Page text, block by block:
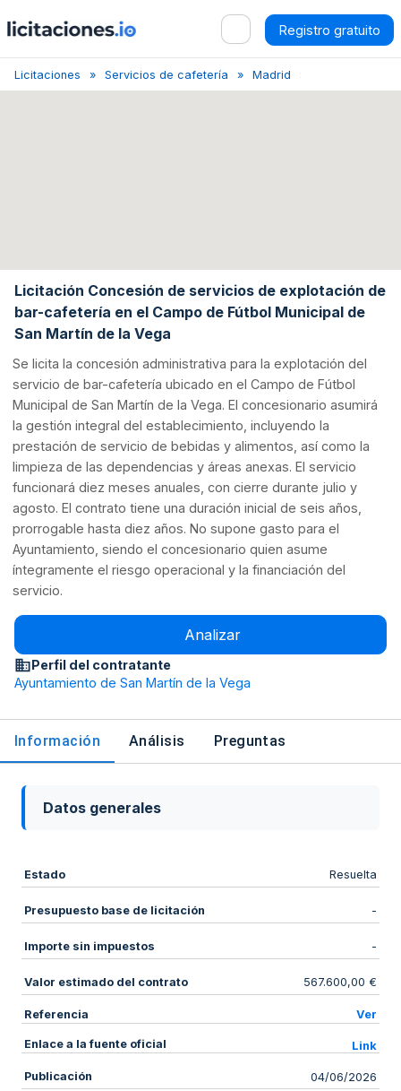
Registro gratuito
Licitaciones Servicios de cafetería Madrid
Licitación Concesión de servicios de explotación de
bar-cafetería en el Campo de Fútbol Municipal de
San Martín de la Vega
Se licita la concesión administrativa para la explotación del
servicio de bar-cafetería ubicado en el Campo de Fútbol
Municipal de San Martín de la Vega. El concesionario asumirá
la gestión integral del establecimiento, incluyendo la
prestación de servicio de bebidas y alimentos, así como la
limpieza de las dependencias y áreas anexas. El servicio
funcionará diez meses anuales, con cierre durante julio y
agosto. El contrato tiene una duración inicial de seis años,
prorrogable hasta diez años. No supone gasto para el
Ayuntamiento, siendo el concesionario quien asume
íntegramente el riesgo operacional y la financiación del
servicio.
Analizar
Perfil del contratante
Ayuntamiento de San Martín de la Vega
Información Análisis Preguntas
Datos generales
Estado Resuelta
Presupuesto base de licitación -
Importe sin impuestos -
Valor estimado del contrato 567.600,00 €
Referencia Ver
Enlace a la fuente oficial Link
Publicación 04/06/2026